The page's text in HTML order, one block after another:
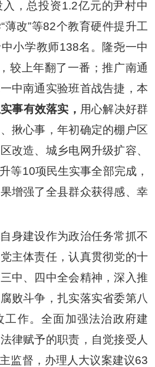
，总投资1.2亿元的尹村中
“薄改”等82个教育硬件提升工
小学教师138名。隆尧一中
较上年翻了一番；推广南通
中南通实验班首战告捷，本
事有效落实， 用心解决好群
揪心事，年初确定的棚户区
改造、城乡电网升级扩容、
等10项民生实事全部完成，
增强了全县群众获得感、幸
建设作为政治任务常抓不
主体责任，认真贯彻党的十
中、四中全会精神，深入推
败斗争，扎实落实省委第八
工作。全面加强法治政府建
律赋予的职责，自觉接受人
监督，办理人大议案建议63